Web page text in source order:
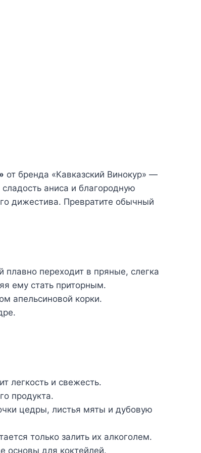
от бренда «Кавказский Винокур» —
аниса и благородную
дижестива. Превратите обычный
переходит в пряные, слегка
ему стать приторным.
апельсиновой корки.
легкость и свежесть.
продукта.
цедры, листья мяты и дубовую
только залить их алкоголем.
основы для коктейлей.